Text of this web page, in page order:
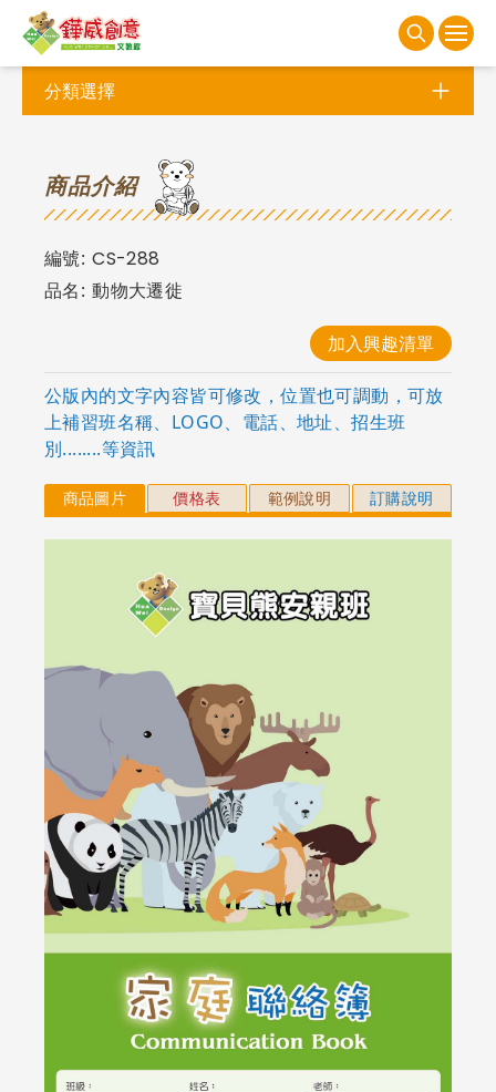
分類選擇
商品介紹
編號: CS-288
品名: 動物大遷徙
加入興趣清單
公版內的文字內容皆可修改，位置也可調動，可放
上補習班名稱、LOGO、電話、地址、招生班
別........等資訊
商品圖片 價格表 範例說明 訂購說明